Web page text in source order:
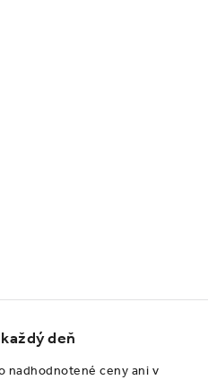
deň
nadhodnotené ceny ani v